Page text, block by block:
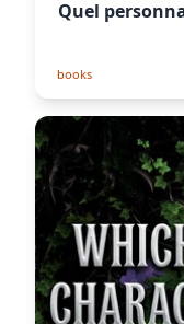
Quel
books